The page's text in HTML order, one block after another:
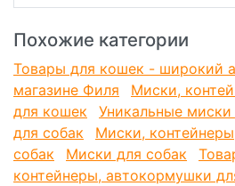
прохладной и чистой в течение 8
Изготовлена из качественного
геля. Гель замерзает в течение 2
сохраняется дольше, чем при
Похожие категории
Товары для кошек - широкий
магазине Филя
Миски,
для кошек
Уникальные
для собак
Миски,
собак
Миски для собак
контейнеры, автокормушки